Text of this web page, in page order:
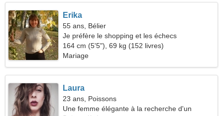
Erika
55 ans, Bélier
Je préfère le shopping et les échecs
164 cm (5'5"), 69 kg (152 livres)
Mariage
Laura
23 ans, Poissons
Une femme élégante à la recherche d'un